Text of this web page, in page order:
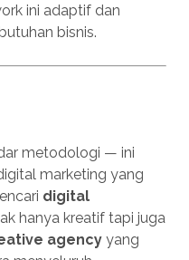
ini adaptif dan
bisnis.
metodologi — ini
marketing yang
digital
hanya kreatif tapi juga
agencyyang